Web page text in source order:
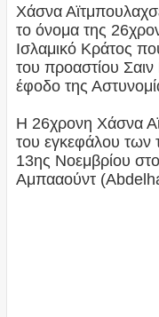
Χάσνα
το όνομα της
Ισλαμικό Κράτος
του προαστίου Σαιν
έφοδο της
Η 26χρονη Χάσνα
του εγκεφάλου των
13ης Νοεμβρίου
Αμπααούντ